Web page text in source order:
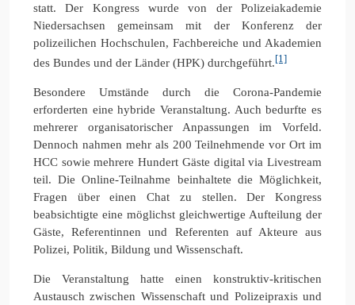
statt. Der Kongress wurde von der Polizeiakademie
Niedersachsen gemeinsam mit der Konferenz der
polizeilichen Hochschulen, Fachbereiche und Akademien
des Bundes und der Länder (HPK) durchgeführt.[1]
Besondere Umstände durch die Corona-Pandemie
erforderten eine hybride Veranstaltung. Auch bedurfte es
mehrerer organisatorischer Anpassungen im Vorfeld.
Dennoch nahmen mehr als 200 Teilnehmende vor Ort im
HCC sowie mehrere Hundert Gäste digital via Livestream
teil. Die Online-Teilnahme beinhaltete die Möglichkeit,
Fragen über einen Chat zu stellen. Der Kongress
beabsichtigte eine möglichst gleichwertige Aufteilung der
Gäste, Referentinnen und Referenten auf Akteure aus
Polizei, Politik, Bildung und Wissenschaft.
Die Veranstaltung hatte einen konstruktiv-kritischen
Austausch zwischen Wissenschaft und Polizeipraxis und